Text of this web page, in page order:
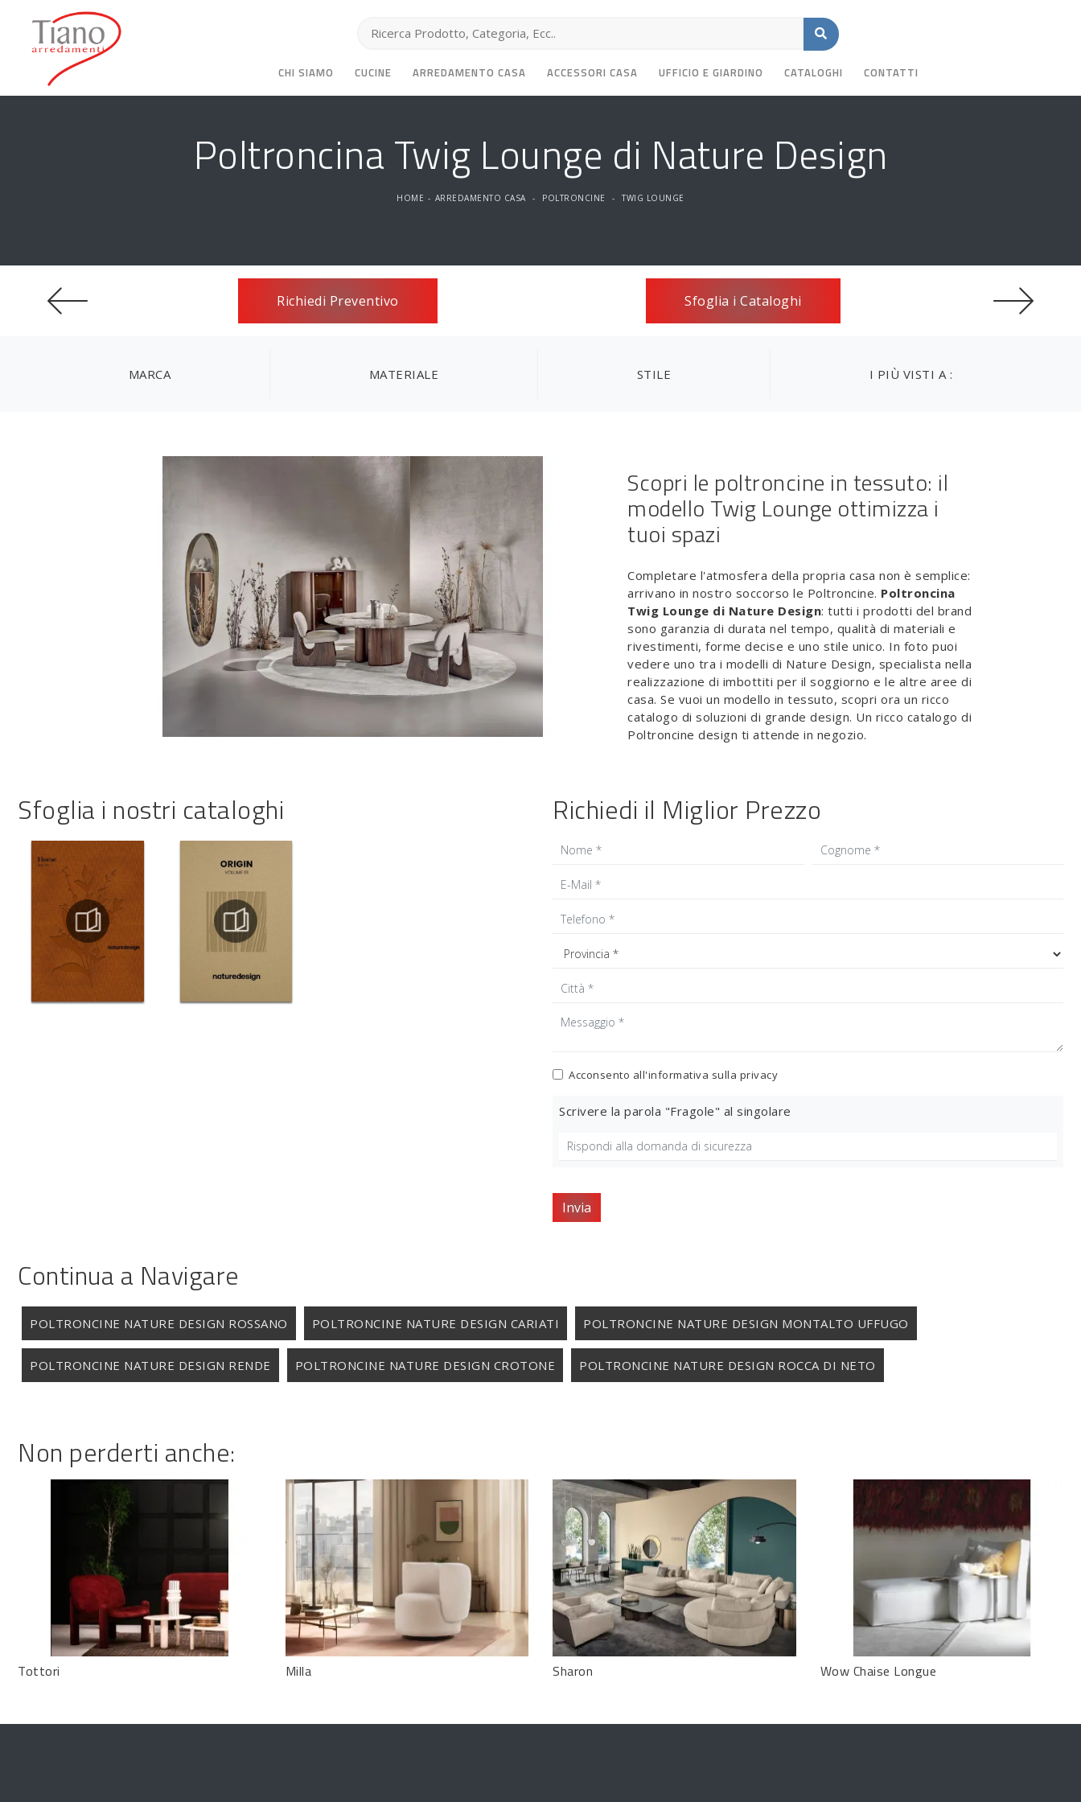
CHI SIAMO CUCINE ARREDAMENTO CASA ACCESSORI CASA UFFICIO E GIARDINO CATALOGHI CONTATTI
Poltroncina Twig Lounge di Nature Design
HOME - ARREDAMENTO CASA - POLTRONCINE - TWIG LOUNGE
Richiedi Preventivo Sfoglia i Cataloghi
MARCA MATERIALE STILE I PIÙ VISTI A :
Scopri le poltroncine in tessuto: il
modello Twig Lounge ottimizza i
tuoi spazi
Completare l'atmosfera della propria casa non è semplice:
arrivano in nostro soccorso le Poltroncine. Poltroncina
Twig Lounge di Nature Design: tutti i prodotti del brand
sono garanzia di durata nel tempo, qualità di materiali e
rivestimenti, forme decise e uno stile unico. In foto puoi
vedere uno tra i modelli di Nature Design, specialista nella
realizzazione di imbottiti per il soggiorno e le altre aree di
casa. Se vuoi un modello in tessuto, scopri ora un ricco
catalogo di soluzioni di grande design. Un ricco catalogo di
Poltroncine design ti attende in negozio.
Sfoglia i nostri cataloghi Richiedi il Miglior Prezzo
Acconsento all'informativa sulla privacy
Scrivere la parola "Fragole" al singolare
Invia
Continua a Navigare
POLTRONCINE NATURE DESIGN ROSSANO POLTRONCINE NATURE DESIGN CARIATI POLTRONCINE NATURE DESIGN MONTALTO UFFUGO
POLTRONCINE NATURE DESIGN RENDE POLTRONCINE NATURE DESIGN CROTONE POLTRONCINE NATURE DESIGN ROCCA DI NETO
Non perderti anche:
Tottori Milla Sharon Wow Chaise Longue